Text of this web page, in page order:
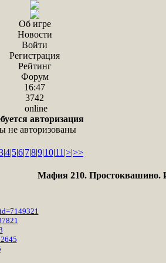
Об игре
Новости
Войти
Регистрация
Рейтинг
Форум
16:47
3742
online
авторизация
не авторизованы
|4|5|6|7|8|9|10|11 |>|>>
Мафия 210. Простоквашино.